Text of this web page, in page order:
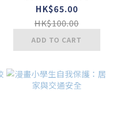
HK$65.00
HK$100.00
ADD TO CART